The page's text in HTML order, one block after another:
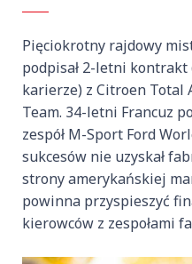
Pięciokrotny rajdowy
podpisał 2-letni
karierze) z Citroen Total
Team. 34-letni Francuz
zespół M-Sport Ford
sukcesów nie uzyskał
strony amerykańskiej
powinna przyspieszyć
kierowców z zespołami